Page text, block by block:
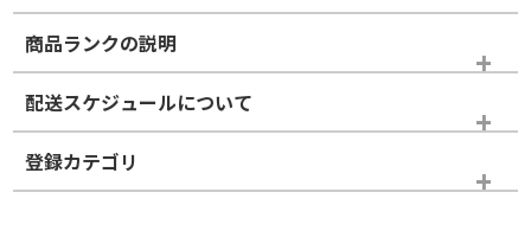
商品ランクの説明
※商品ランクは出品者の主観により判断しておりますので、あら
かじめご了承ください。
ホイールランク
配送スケジュールについて
登録カテゴリ
スタッドレスタイヤホイールセット